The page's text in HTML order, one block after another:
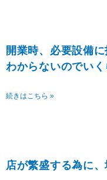
開業時、必要設備
わからないのでい
続きはこちら »
店が繁盛する為に